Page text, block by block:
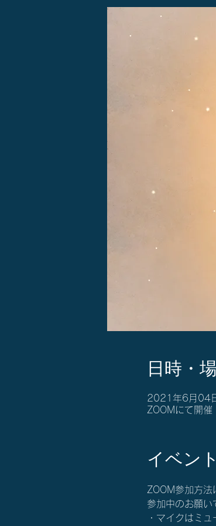
日時・
2021年6月04
ZOOMにて開催
イベン
ZOOM参加方法
参加中のお願い
・マイクはミ